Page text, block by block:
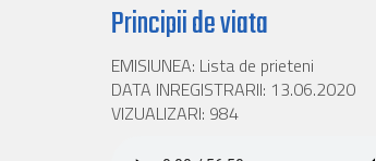
Principii de viata
EMISIUNEA: Lista de prieteni
DATA INREGISTRARII: 13.06.2020
VIZUALIZARI: 984